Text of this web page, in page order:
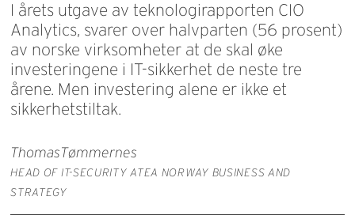
I årets utgave av teknologirapporten CIO
Analytics, svarer over halvparten (56 prosent)
av norske virksomheter at de skal øke
investeringene i IT-sikkerhet de neste tre
årene. Men investering alene er ikke et
sikkerhetstiltak.
ThomasTømmernes
HEAD OF IT-SECURITY ATEA NORWAY BUSINESS AND
STRATEGY